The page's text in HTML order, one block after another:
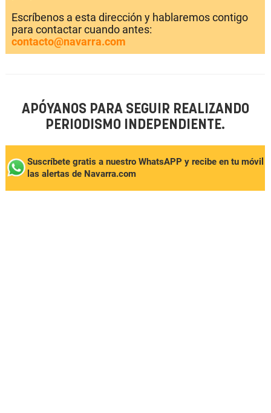
Escríbenos a esta dirección y hablaremos contigo
para contactar cuando antes:
contacto@navarra.com
APÓYANOS PARA SEGUIR REALIZANDO
PERIODISMO INDEPENDIENTE.
Suscríbete gratis a nuestro WhatsAPP y recibe en tu móvil
las alertas de Navarra.com